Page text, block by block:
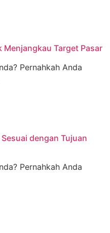
Target Pasar
Pernahkah Anda
dengan Tujuan
Pernahkah Anda